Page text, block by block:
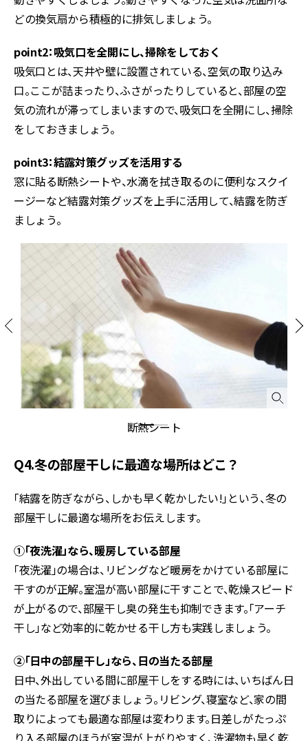
どの換気扇から積極的に排気しましょう。
point2：吸気口を全開にし、掃除をしておく
吸気口とは、天井や壁に設置されている、空気の取り込み
口。ここが詰まったり、ふさがったりしていると、部屋の空
気の流れが滞ってしまいますので、吸気口を全開にし、掃除
をしておきましょう。
point3：結露対策グッズを活用する
窓に貼る断熱シートや、水滴を拭き取るのに便利なスクイ
ージーなど結露対策グッズを上手に活用して、結露を防ぎ
ましょう。
断熱シート
Q4.冬の部屋干しに最適な場所はどこ？
「結露を防ぎながら、しかも早く乾かしたい!」という、冬の
部屋干しに最適な場所をお伝えします。
①「夜洗濯」なら、暖房している部屋
「夜洗濯」の場合は、リビングなど暖房をかけている部屋に
干すのが正解。室温が高い部屋に干すことで、乾燥スピード
が上がるので、部屋干し臭の発生も抑制できます。「アーチ
干し」など効率的に乾かせる干し方も実践しましょう。
②「日中の部屋干し」なら、日の当たる部屋
日中、外出している間に部屋干しをする時には、いちばん日
の当たる部屋を選びましょう。リビング、寝室など、家の間
取りによっても最適な部屋は変わります。日差しがたっぷ
り入る部屋のほうが室温が上がりやすく、洗濯物も早く乾